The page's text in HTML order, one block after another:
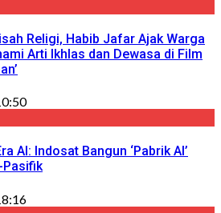
Religi, Habib Jafar Ajak Warga
Arti Ikhlas dan Dewasa di Film
AI: Indosat Bangun ‘Pabrik AI’
Pasifik